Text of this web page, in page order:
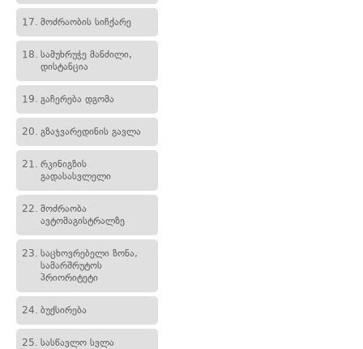
17. მოძრაობის სიჩქარე
18. სამუხრუჭე მანძილი,
დისტანცია
19. გაჩერება დგომა
20. გზაჯვარედინის გავლა
21. რკინიგზის
გადასასვლელი
22. მოძრაობა
ავტომაგისტრალზე
23. საცხოვრებელი ზონა,
სამარშრუტოს
პრიორიტეტი
24. ბუქსირება
25. სასწავლო სვლა